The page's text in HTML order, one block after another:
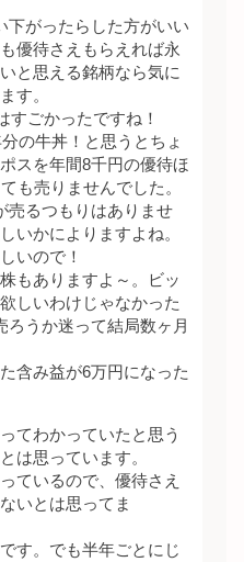
下がったらした方がいい
優待さえもらえれば永
と思える銘柄なら気に
す。
すごかったですね！
の牛丼！と思うとちょ
スを年間8千円の優待ほ
も売りませんでした。
売るつもりはありませ
いかによりますよね。
いので！
もありますよ～。ビッ
しいわけじゃなかった
うか迷って結局数ヶ月
含み益が6万円になった
てわかっていたと思う
は思っています。
ているので、優待さえ
いとは思ってま
す。でも半年ごとにじ